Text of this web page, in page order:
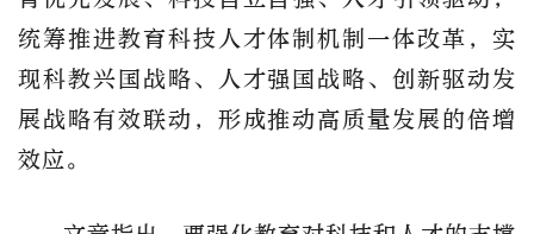
统筹推进教育科技人才体制机制一体改革，实
现科教兴国战略、人才强国战略、创新驱动发
展战略有效联动，形成推动高质量发展的倍增
效应。